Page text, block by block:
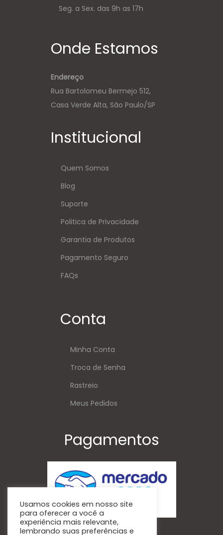
Seg. a Sex. das 9h as 17h
Onde Estamos
Endereço
Rua Bartolomeu Bermejo 512,
Casa Verde Alta, São Paulo/SP
Institucional
Quem Somos
Blog
Suporte
Politica de Privacidade
Garantia de Produtos
Pagamento Seguro
FAQs
Conta
Minha Conta
Troca de Senha
Rastreio
Meus Pedidos
Pagamentos
Usamos cookies em nosso site
para oferecer a você a
experiência mais relevante,
lembrando suas preferências e